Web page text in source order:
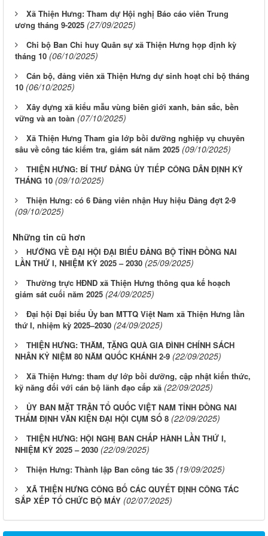
Xã Thiện Hưng: Tham dự Hội nghị Báo cáo viên Trung
ương tháng 9-2025 (27/09/2025)
Chi bộ Ban Chỉ huy Quân sự xã Thiện Hưng họp định kỳ
tháng 10 (06/10/2025)
Cán bộ, đảng viên xã Thiện Hưng dự sinh hoạt chi bộ tháng
10 (06/10/2025)
Xây dựng xã kiểu mẫu vùng biên giới xanh, bản sắc, bền
vững và an toàn (07/10/2025)
Xã Thiện Hưng Tham gia lớp bồi dưỡng nghiệp vụ chuyên
sâu về công tác kiểm tra, giám sát năm 2025 (09/10/2025)
THIỆN HƯNG: BÍ THƯ ĐẢNG ỦY TIẾP CÔNG DÂN ĐỊNH KỲ
THÁNG 10 (09/10/2025)
Thiện Hưng: có 6 Đảng viên nhận Huy hiệu Đảng đợt 2-9
(09/10/2025)
Những tin cũ hơn
HƯỚNG VỀ ĐẠI HỘI ĐẠI BIỂU ĐẢNG BỘ TỈNH ĐỒNG NAI
LẦN THỨ I, NHIỆM KỲ 2025 – 2030 (25/09/2025)
Thường trực HĐND xã Thiện Hưng thông qua kế hoạch
giám sát cuối năm 2025 (24/09/2025)
Đại hội Đại biểu Ủy ban MTTQ Việt Nam xã Thiện Hưng lần
thứ I, nhiệm kỳ 2025–2030 (24/09/2025)
THIỆN HƯNG: THĂM, TẶNG QUÀ GIA ĐÌNH CHÍNH SÁCH
NHÂN KỶ NIỆM 80 NĂM QUỐC KHÁNH 2-9 (22/09/2025)
Xã Thiện Hưng: tham dự lớp bồi dưỡng, cập nhật kiến thức,
kỹ năng đối với cán bộ lãnh đạo cấp xã (22/09/2025)
ỦY BAN MẶT TRẬN TỔ QUỐC VIỆT NAM TỈNH ĐỒNG NAI
THẨM ĐỊNH VĂN KIỆN ĐẠI HỘI CỤM SỐ 8 (22/09/2025)
THIỆN HƯNG: HỘI NGHỊ BAN CHẤP HÀNH LẦN THỨ I,
NHIỆM KỲ 2025 – 2030 (22/09/2025)
Thiện Hưng: Thành lập Ban công tác 35 (19/09/2025)
XÃ THIỆN HƯNG CÔNG BỐ CÁC QUYẾT ĐỊNH CÔNG TÁC
SẮP XẾP TỔ CHỨC BỘ MÁY (02/07/2025)